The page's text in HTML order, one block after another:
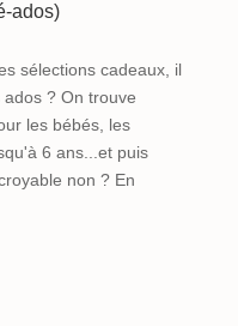
ados)
sélections cadeaux, il
? On trouve
les bébés, les
6 ans...et puis
non ? En